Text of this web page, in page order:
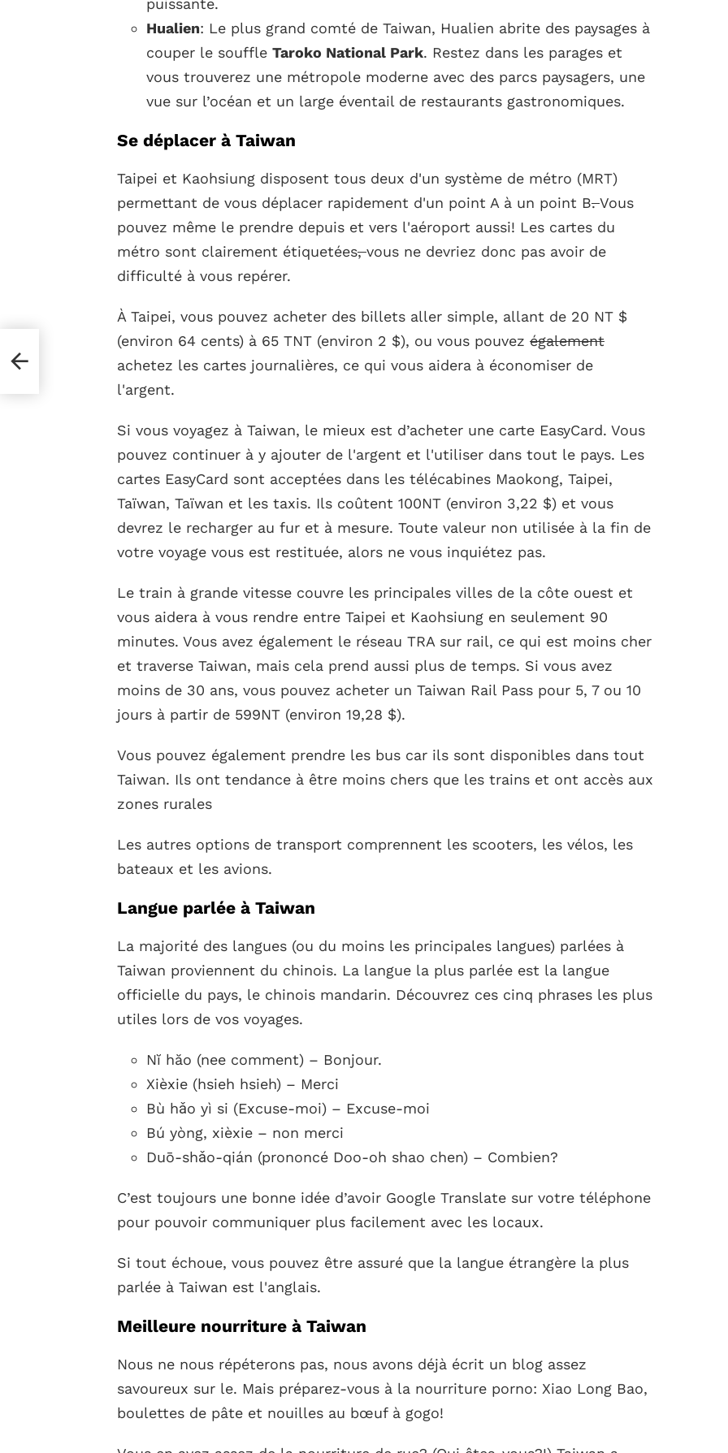
puissante.
Hualien: Le plus grand comté de Taiwan, Hualien abrite des paysages à
couper le souffle Taroko National Park. Restez dans les parages et
vous trouverez une métropole moderne avec des parcs paysagers, une
vue sur l’océan et un large éventail de restaurants gastronomiques.
Se déplacer à Taiwan
Taipei et Kaohsiung disposent tous deux d'un système de métro (MRT)
permettant de vous déplacer rapidement d'un point A à un point B.Vous
pouvez même le prendre depuis et vers l'aéroport aussi! Les cartes du
métro sont clairement étiquetées,vous ne devriez donc pas avoir de
difficulté à vous repérer.
À Taipei, vous pouvez acheter des billets aller simple, allant de 20 NT $
(environ 64 cents) à 65 TNT (environ 2 $), ou vous pouvez également
achetez les cartes journalières, ce qui vous aidera à économiser de
l'argent.
Si vous voyagez à Taiwan, le mieux est d’acheter une carte EasyCard. Vous
pouvez continuer à y ajouter de l'argent et l'utiliser dans tout le pays. Les
cartes EasyCard sont acceptées dans les télécabines Maokong, Taipei,
Taïwan, Taïwan et les taxis. Ils coûtent 100NT (environ 3,22 $) et vous
devrez le recharger au fur et à mesure. Toute valeur non utilisée à la fin de
votre voyage vous est restituée, alors ne vous inquiétez pas.
Le train à grande vitesse couvre les principales villes de la côte ouest et
vous aidera à vous rendre entre Taipei et Kaohsiung en seulement 90
minutes. Vous avez également le réseau TRA sur rail, ce qui est moins cher
et traverse Taiwan, mais cela prend aussi plus de temps. Si vous avez
moins de 30 ans, vous pouvez acheter un Taiwan Rail Pass pour 5, 7 ou 10
jours à partir de 599NT (environ 19,28 $).
Vous pouvez également prendre les bus car ils sont disponibles dans tout
Taiwan. Ils ont tendance à être moins chers que les trains et ont accès aux
zones rurales
Les autres options de transport comprennent les scooters, les vélos, les
bateaux et les avions.
Langue parlée à Taiwan
La majorité des langues (ou du moins les principales langues) parlées à
Taiwan proviennent du chinois. La langue la plus parlée est la langue
officielle du pays, le chinois mandarin. Découvrez ces cinq phrases les plus
utiles lors de vos voyages.
Nĭ hăo (nee comment) – Bonjour.
Xièxie (hsieh hsieh) – Merci
Bù hǎo yì si (Excuse-moi) – Excuse-moi
Bú yòng, xièxie – non merci
Duō-shǎo-qián (prononcé Doo-oh shao chen) – Combien?
C’est toujours une bonne idée d’avoir Google Translate sur votre téléphone
pour pouvoir communiquer plus facilement avec les locaux.
Si tout échoue, vous pouvez être assuré que la langue étrangère la plus
parlée à Taiwan est l'anglais.
Meilleure nourriture à Taiwan
Nous ne nous répéterons pas, nous avons déjà écrit un blog assez
savoureux sur le. Mais préparez-vous à la nourriture porno: Xiao Long Bao,
boulettes de pâte et nouilles au bœuf à gogo!
–